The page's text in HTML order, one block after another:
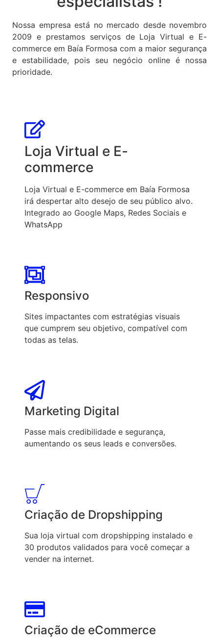
Nossa empresa está no mercado desde novembro
2009 e prestamos serviços de Loja Virtual e E-
commerce em Baía Formosa com a maior segurança
e estabilidade, pois seu negócio online é nossa
prioridade.
Loja Virtual e E-
commerce
Loja Virtual e E-commerce em Baía Formosa
irá despertar alto desejo de seu público alvo.
Integrado ao Google Maps, Redes Sociais e
WhatsApp
Responsivo
Sites impactantes com estratégias visuais
que cumprem seu objetivo, compatível com
todas as telas.
Marketing Digital
Passe mais credibilidade e segurança,
aumentando os seus leads e conversões.
Criação de Dropshipping
Sua loja virtual com dropshipping instalado e
30 produtos validados para você começar a
vender na internet.
Criação de eCommerce